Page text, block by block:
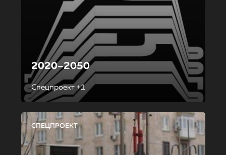
2020–2050
Спецпроект +1
СПЕЦПРОЕКТ